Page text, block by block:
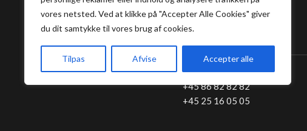
vores netsted. Ved at klikke på "Accepter Alle Cookies" giver
du dit samtykke til vores brug af cookies.
Tilpas Afvise Accepter alle
Klostergade 52
8000 Aarhus C
info@tapashi.dk
+45 86 82 82 82
+45 25 16 05 05